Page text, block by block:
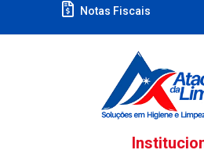
Notas Fiscais